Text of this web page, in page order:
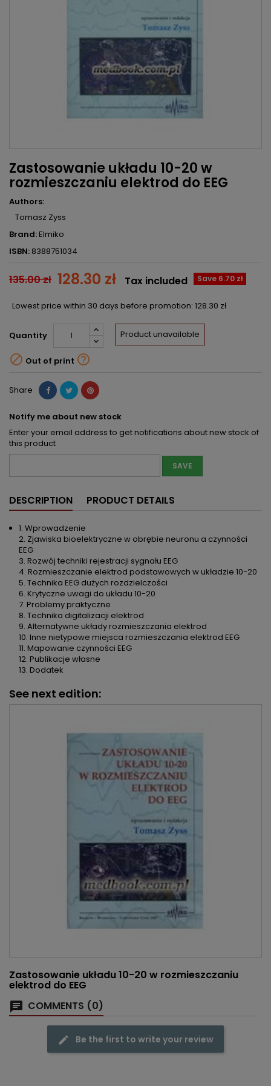
Zastosowanie układu 10-20 w
rozmieszczaniu elektrod do EEG
Authors:
Tomasz Zyss
Brand:Elmiko
ISBN: 8388751034
135.00 zł 128.30 zł Save 6.70 zł
Tax included
Lowest price within 30 days before promotion: 128.30 zł
Quantity Product unavailable
 Out of print 
Share
Notify me about new stock
Enter your email address to get notifications about new stock of
this product
SAVE
DESCRIPTION PRODUCT DETAILS
1. Wprowadzenie
2. Zjawiska bioelektryczne w obrębie neuronu a czynności
EEG
3. Rozwój techniki rejestracji sygnału EEG
4. Rozmieszczanie elektrod podstawowych w układzie 10-20
5. Technika EEG dużych rozdzielczości
6. Krytyczne uwagi do układu 10-20
7. Problemy praktyczne
8. Technika digitalizacji elektrod
9. Alternatywne układy rozmieszczania elektrod
10. Inne nietypowe miejsca rozmieszczania elektrod EEG
11. Mapowanie czynności EEG
12. Publikacje własne
13. Dodatek
See next edition:
Zastosowanie układu 10-20 w rozmieszczaniu
elektrod do EEG
COMMENTS (0)
Be the first to write your review